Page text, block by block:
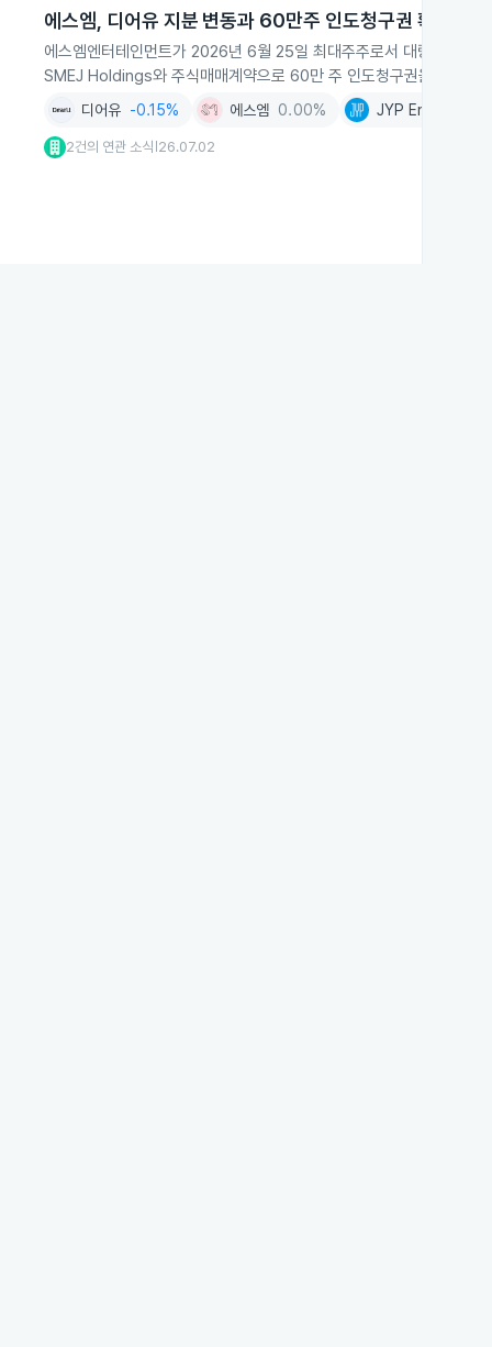
에스엠, 디어유 지분 변동과 60만주 인도청구권 확보
에스엠엔터테인먼트가 2026년 6월 25일 최대주주로서 대량보유
SMEJ Holdings와 주식매매계약으로 60만 주 인도청구권을 취득했
디어유 -0.15% 에스엠 0.00% JYP Ent.
2건의 연관 소식 26.07.02